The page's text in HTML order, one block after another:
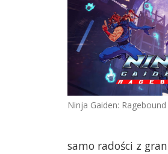
Ninja Gaiden: Ragebound
samo radości z